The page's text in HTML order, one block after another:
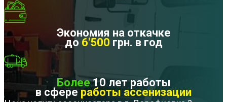
Экономия на откачке
до 6'500 грн. в год
Более10 лет работы
в сфере работы ассенизации